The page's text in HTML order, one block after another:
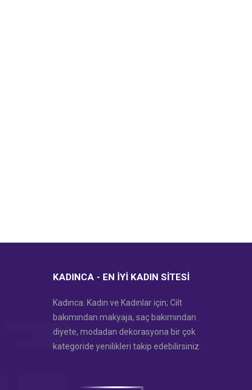
KADINCA - EN İYI KADIN SITESI
Kadınca: Kadın ve Kadınlar için; Cilt
bakımından makyaja, saç bakımından
diyete, modadan dekorasyona bir çok
kategoride yenilikleri takip edebilirsiniz.